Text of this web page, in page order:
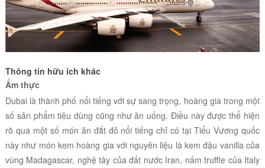
Thông tin hữu ích khác
Ẩm thực
Dubai là thành phố nổi tiếng với sự sang trọng, hoàng gia trong một
số sản phẩm tiêu dùng cũng như ăn uống. Điều này được thể hiện
rõ qua một số món ăn đắt đỏ nổi tiếng chỉ có tại Tiểu Vương quốc
này như món kem hoàng gia với nguyên liệu là kem đậu vanilla của
vùng Madagascar, nghệ tây của đất nước Iran, nấm truffle của Italy